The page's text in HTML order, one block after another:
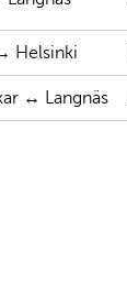
Helsinki
↔ Langnäs